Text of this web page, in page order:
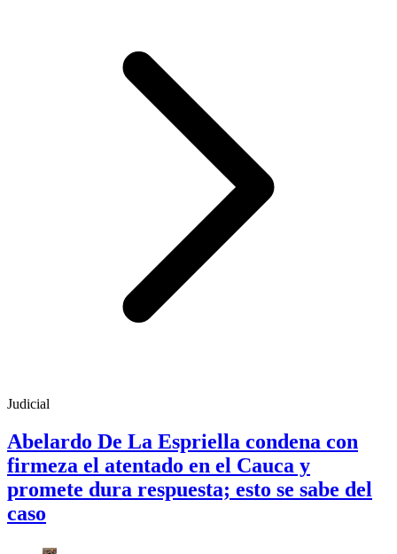
Judicial
Abelardo De La Espriella condena con
firmeza el atentado en el Cauca y
promete dura respuesta; esto se sabe del
caso